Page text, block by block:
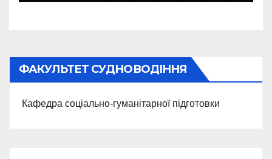
ФАКУЛЬТЕТ СУДНОВОДІННЯ
Кафедра соціально-гуманітарної підготовки